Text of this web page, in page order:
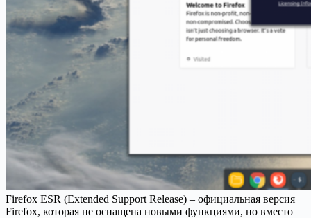
Firefox ESR (Extended Support Release) – официальная версия
Firefox, которая не оснащена новыми функциями, но вместо